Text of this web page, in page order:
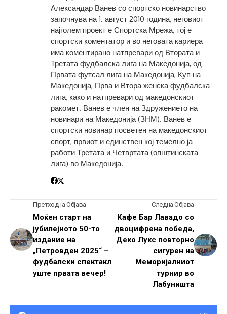
Александар Ванев со спортско новинарство
започнува на 1. август 2010 година, неговиот
најголем проект е Спортска Мрежа, тој е
спортски коментатор и во неговата кариера
има коментирано натпревари од Втората и
Третата фудбалска лига на Македонија, од
Првата футсал лига на Македонија, Куп на
Македонија, Прва и Втора женска фудбалска
лига, како и натпревари од македонскиот
ракомет. Ванев е член на Здружението на
новинари на Македонија (ЗНМ). Ванев е
спортски новинар посветен на македонскиот
спорт, првиот и единствен кој темелно ја
работи Третата и Четвртата (општинската
лига) во Македонија.
Претходна Објава
Моќен старт на
јубилејното 50-то
издание на
„Петровден 2025“ –
фудбалски спектакл
уште првата вечер!
Следна Објава
Кафе Бар Лавадо со
двоцифрена победа,
Деко Лукс повторно
сигурен на
Меморијалниот
турнир во
Лабуништа